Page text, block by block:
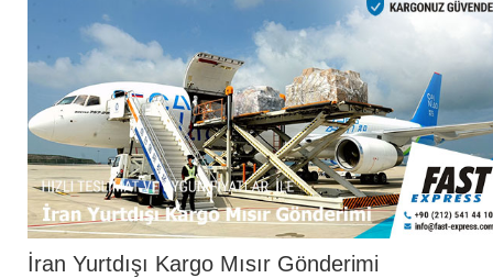
İran Yurtdışı Kargo Mısır Gönderimi